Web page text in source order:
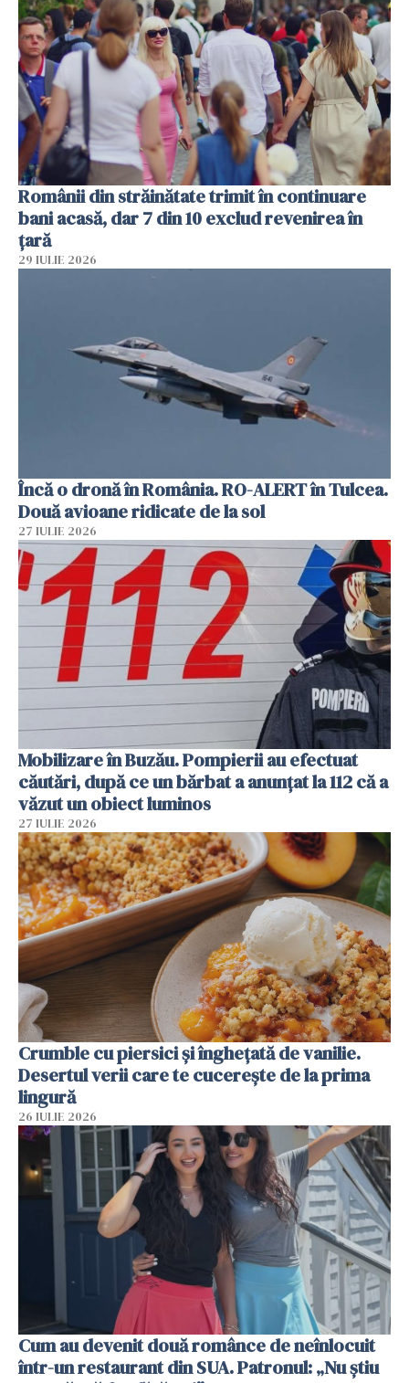
Românii din străinătate trimit în continuare
bani acasă, dar 7 din 10 exclud revenirea în
țară
29 IULIE 2026
Încă o dronă în România. RO-ALERT în Tulcea.
Două avioane ridicate de la sol
27 IULIE 2026
Mobilizare în Buzău. Pompierii au efectuat
căutări, după ce un bărbat a anunțat la 112 că a
văzut un obiect luminos
27 IULIE 2026
Crumble cu piersici și înghețată de vanilie.
Desertul verii care te cucerește de la prima
lingură
26 IULIE 2026
Cum au devenit două românce de neînlocuit
într-un restaurant din SUA. Patronul: „Nu știu